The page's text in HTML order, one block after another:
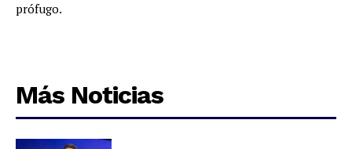
prófugo.
Más Noticias